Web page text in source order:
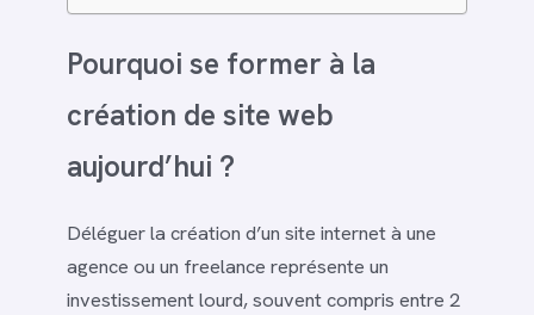
Pourquoi se former à la
création de site web
aujourd’hui ?
Déléguer la création d’un site internet à une
agence ou un freelance représente un
investissement lourd, souvent compris entre 2